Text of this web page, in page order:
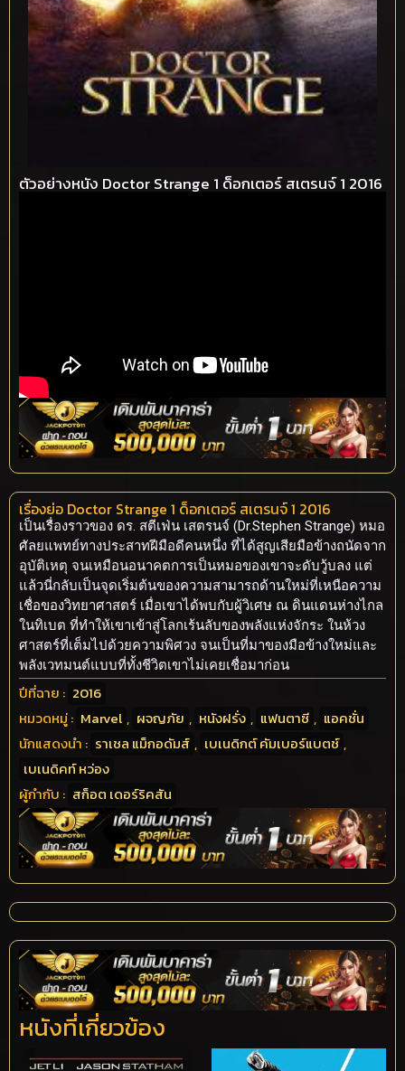
ตัวอย่างหนัง Doctor Strange 1 ด็อกเตอร์ สเตรนจ์ 1 2016
เรื่องย่อ Doctor Strange 1 ด็อกเตอร์ สเตรนจ์ 1 2016
เป็นเรื่องราวของ ดร. สตีเฟ่น เสตรนจ์ (Dr.Stephen Strange) หมอ
ศัลยแพทย์ทางประสาทฝีมือดีคนหนึ่ง ที่ได้สูญเสียมือข้างถนัดจาก
อุบัติเหตุ จนเหมือนอนาคตการเป็นหมอของเขาจะดับวู้บลง แต่
แล้วนี่กลับเป็นจุดเริ่มต้นของความสามารถด้านใหม่ที่เหนือความ
เชื่อของวิทยาศาสตร์ เมื่อเขาได้พบกับผู้วิเศษ ณ ดินแดนห่างไกล
ในทิเบต ที่ทำให้เขาเข้าสู่โลกเร้นลับของพลังแห่งจักระ ในห้วง
ศาสตร์ที่เต็มไปด้วยความพิศวง จนเป็นที่มาของมือข้างใหม่และ
พลังเวทมนต์แบบที่ทั้งชีวิตเขาไม่เคยเชื่อมาก่อน
ปีที่ฉาย : 2016
หมวดหมู่ : Marvel , ผจญภัย , หนังฝรั่ง , แฟนตาซี , แอคชั่น
นักแสดงนำ : ราเชล แม็กอดัมส์ , เบเนดิกต์ คัมเบอร์แบตช์ ,
เบเนดิคท์ หว่อง
ผู้กำกับ : สก็อต เดอร์ริคสัน
หนังที่เกี่ยวข้อง